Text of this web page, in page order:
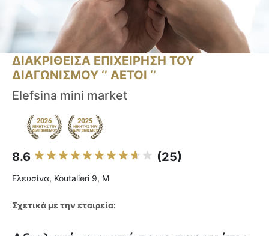
ΔΙΑΚΡΙΘΕΙΣΑ ΕΠΙΧΕΙΡΗΣΗ ΤΟΥ
ΔΙΑΓΩΝΙΣΜΟΥ ‘’ ΑΕΤΟΙ ‘’
Elefsina mini market
8.6 (25)
Ελευσίνα, Koutalieri 9, M
Σχετικά με την εταιρεία: